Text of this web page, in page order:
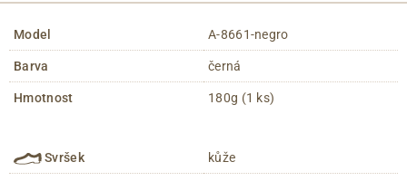
Model A-8661-negro
Barva černá
Hmotnost 180g (1 ks)
Svršek kůže